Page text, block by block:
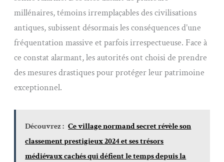
millénaires, témoins irremplaçables des civilisations
antiques, subissent désormais les conséquences d’une
fréquentation massive et parfois irrespectueuse. Face à
ce constat alarmant, les autorités ont choisi de prendre
des mesures drastiques pour protéger leur patrimoine
exceptionnel.
Découvrez : Ce village normand secret révèle son
classement prestigieux 2024 et ses trésors
médiévaux cachés qui défient le temps depuis la